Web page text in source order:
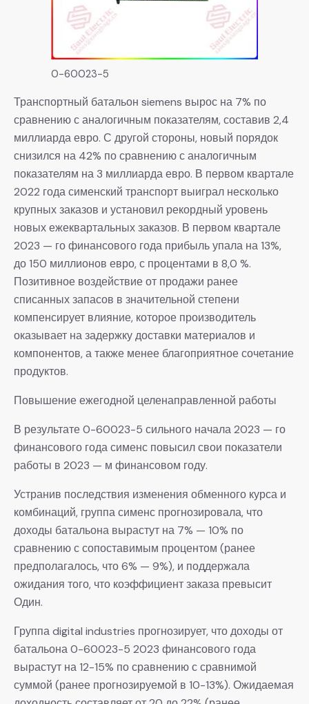
0-60023-5
Транспортный батальон siemens вырос на 7% по
сравнению с аналогичным показателям, составив 2,4
миллиарда евро. С другой стороны, новый порядок
снизился на 42% по сравнению с аналогичным
показателям на 3 миллиарда евро. В первом квартале
2022 года сименский транспорт выиграл несколько
крупных заказов и установил рекордный уровень
новых ежеквартальных заказов. В первом квартале
2023 — го финансового года прибыль упала на 13%,
до 150 миллионов евро, с процентами в 8,0 %.
Позитивное воздействие от продажи ранее
списанных запасов в значительной степени
компенсирует влияние, которое производитель
оказывает на задержку доставки материалов и
компонентов, а также менее благоприятное сочетание
продуктов.
Повышение ежегодной целенаправленной работы
В результате 0-60023-5 сильного начала 2023 — го
финансового года сименс повысил свои показатели
работы в 2023 — м финансовом году.
Устранив последствия изменения обменного курса и
комбинаций, группа сименс прогнозировала, что
доходы батальона вырастут на 7% — 10% по
сравнению с сопоставимым процентом (ранее
предполагалось, что 6% — 9%), и поддержала
ожидания того, что коэффициент заказа превысит
Один.
Группа digital industries прогнозирует, что доходы от
батальона 0-60023-5 2023 финансового года
вырастут на 12-15% по сравнению с сравнимой
суммой (ранее прогнозируемой в 10-13%). Ожидаемая